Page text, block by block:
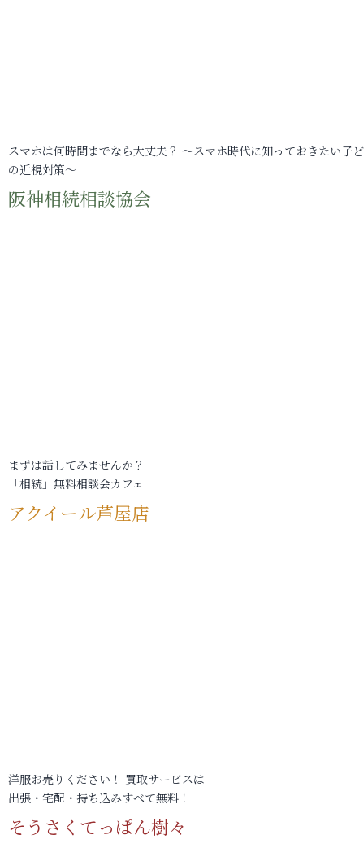
スマホは何時間までなら大丈夫？ ～スマホ時代に知っておきたい子
の近視対策～
阪神相続相談協会
まずは話してみませんか？
「相続」無料相談会カフェ
アクイール芦屋店
洋服お売りください！ 買取サービスは
出張・宅配・持ち込みすべて無料！
そうさくてっぱん樹々